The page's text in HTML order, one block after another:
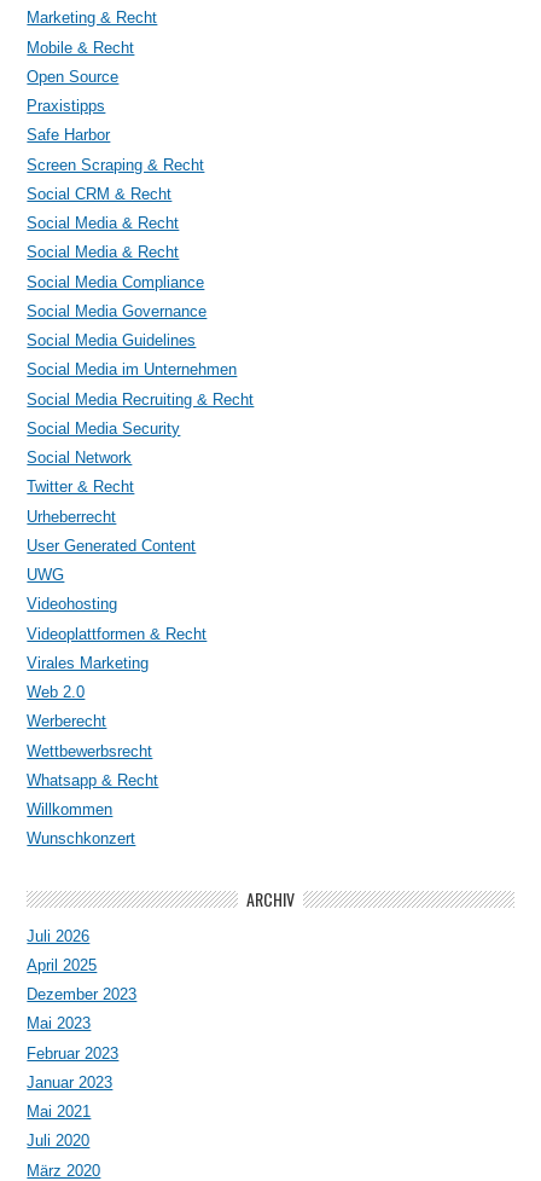
Marketing & Recht
Mobile & Recht
Open Source
Praxistipps
Safe Harbor
Screen Scraping & Recht
Social CRM & Recht
Social Media & Recht
Social Media & Recht
Social Media Compliance
Social Media Governance
Social Media Guidelines
Social Media im Unternehmen
Social Media Recruiting & Recht
Social Media Security
Social Network
Twitter & Recht
Urheberrecht
User Generated Content
UWG
Videohosting
Videoplattformen & Recht
Virales Marketing
Web 2.0
Werberecht
Wettbewerbsrecht
Whatsapp & Recht
Willkommen
Wunschkonzert
ARCHIV
Juli 2026
April 2025
Dezember 2023
Mai 2023
Februar 2023
Januar 2023
Mai 2021
Juli 2020
März 2020